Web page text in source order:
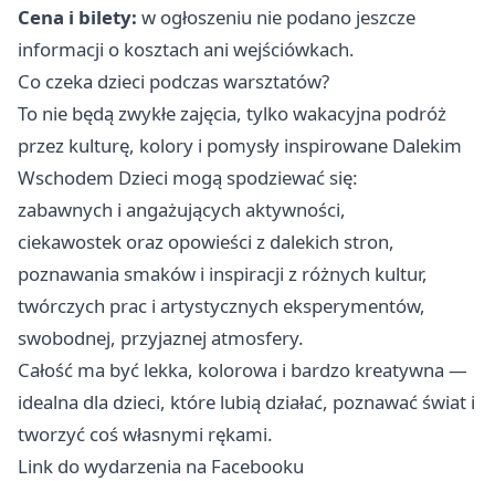
Cena i bilety: w ogłoszeniu nie podano jeszcze
informacji o kosztach ani wejściówkach.
Co czeka dzieci podczas warsztatów?
To nie będą zwykłe zajęcia, tylko wakacyjna podróż
przez kulturę, kolory i pomysły inspirowane Dalekim
Wschodem Dzieci mogą spodziewać się:
zabawnych i angażujących aktywności,
ciekawostek oraz opowieści z dalekich stron,
poznawania smaków i inspiracji z różnych kultur,
twórczych prac i artystycznych eksperymentów,
swobodnej, przyjaznej atmosfery.
Całość ma być lekka, kolorowa i bardzo kreatywna —
idealna dla dzieci, które lubią działać, poznawać świat i
tworzyć coś własnymi rękami.
Link do wydarzenia na Facebooku